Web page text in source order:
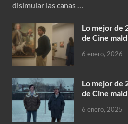
disimular las canas …
Lo mejor de
de Cine
6 enero, 2026
Lo mejor de
de Cine
6 enero, 2025